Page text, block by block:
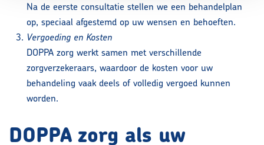
Na de eerste consultatie stellen we een behandelplan
op, speciaal afgestemd op uw wensen en behoeften.
Vergoeding en Kosten
DOPPA zorg werkt samen met verschillende
zorgverzekeraars, waardoor de kosten voor uw
behandeling vaak deels of volledig vergoed kunnen
worden.
DOPPA zorg als uw